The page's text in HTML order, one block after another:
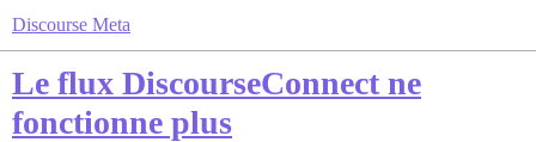
Discourse Meta
Le flux DiscourseConnect ne
fonctionne plus